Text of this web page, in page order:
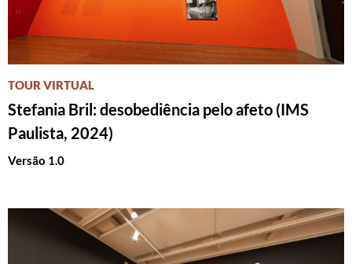
TOUR VIRTUAL
Stefania Bril: desobediência pelo afeto (IMS
Paulista, 2024)
Versão 1.0